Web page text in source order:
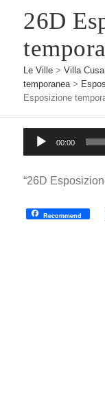
26D
Le Ville >Villa
temporanea>
Esposizione
Player
00:00
“26D
Recommend